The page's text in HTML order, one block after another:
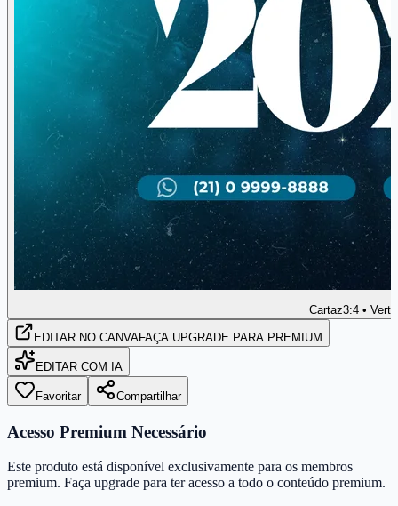
Cartaz3:4 •
EDITAR NO CANVAFAÇA UPGRADE PARA PREMIUM
EDITAR COM IA
Favoritar Compartilhar
Acesso Premium Necessário
Este produto está disponível exclusivamente para os membros
premium. Faça upgrade para ter acesso a todo o conteúdo premium.